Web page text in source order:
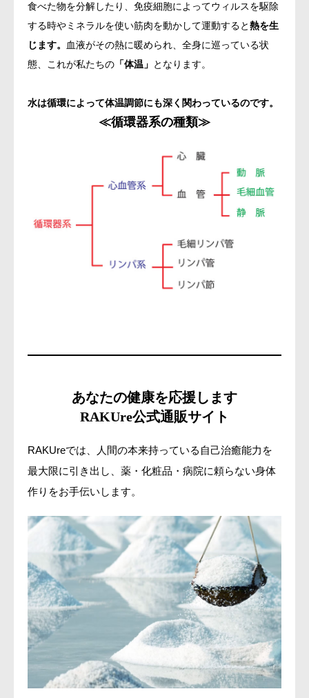
食べた物を分解したり、免疫細胞によってウィルスを駆除
する時やミネラルを使い筋肉を動かして運動すると熱を生
じます。
血液がその熱に暖められ、全身に巡っている状
態、これが私たちの 「体温」 となります。
水は循環によって体温調節にも深く関わっているのです。
≪循環器系の種類≫
あなたの健康を応援します
RAKUre公式通販サイト
RAKUreでは、人間の本来持っている自己治癒能力を
最大限に引き出し、薬・化粧品・病院に頼らない身体
作りをお手伝いします。